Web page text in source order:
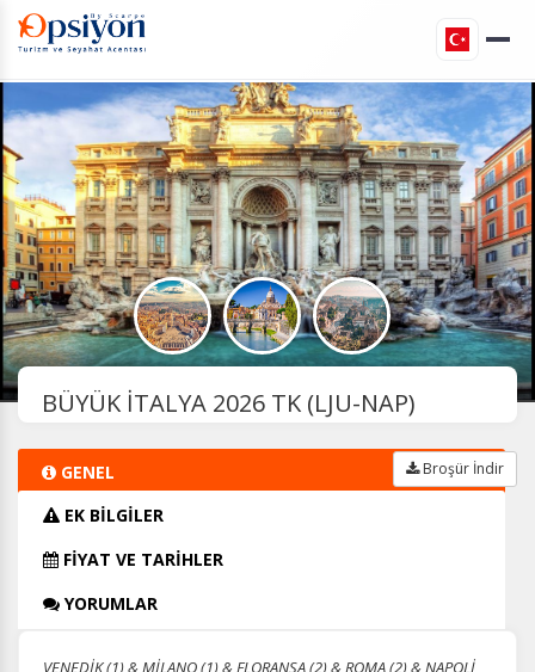
BÜYÜK İTALYA 2026 TK (LJU-NAP)
GENEL
EK BİLGİLER
FİYAT VE TARİHLER
YORUMLAR
Broşür İndir
VENEDİK (1) & MİLANO (1) & FLORANSA (2) & ROMA (2) & NAPOLİ